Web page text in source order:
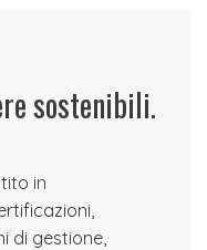
sostenibili.
in
di gestione,